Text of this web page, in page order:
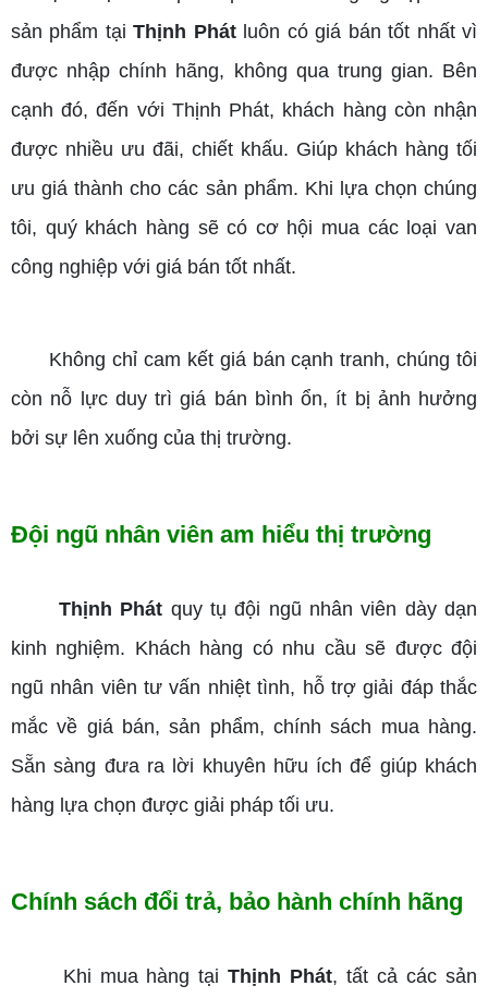
sản phẩm tạiThịnh Phát luôn có giá bán tốt nhất vì
được nhập chính hãng, không qua trung gian. Bên
cạnh đó, đến với Thịnh Phát, khách hàng còn nhận
được nhiều ưu đãi, chiết khấu. Giúp khách hàng tối
ưu giá thành cho các sản phẩm. Khi lựa chọn chúng
tôi, quý khách hàng sẽ có cơ hội mua các loại van
công nghiệp với giá bán tốt nhất.
Không chỉ cam kết giá bán cạnh tranh, chúng tôi
còn nỗ lực duy trì giá bán bình ổn, ít bị ảnh hưởng
bởi sự lên xuống của thị trường.
Đội ngũ nhân viên am hiểu thị trường
Thịnh Phát quy tụ đội ngũ nhân viên dày dạn
kinh nghiệm. Khách hàng có nhu cầu sẽ được đội
ngũ nhân viên tư vấn nhiệt tình, hỗ trợ giải đáp thắc
mắc về giá bán, sản phẩm, chính sách mua hàng.
Sẵn sàng đưa ra lời khuyên hữu ích để giúp khách
hàng lựa chọn được giải pháp tối ưu.
Chính sách đổi trả, bảo hành chính hãng
Khi mua hàng tạiThịnh Phát, tất cả các sản